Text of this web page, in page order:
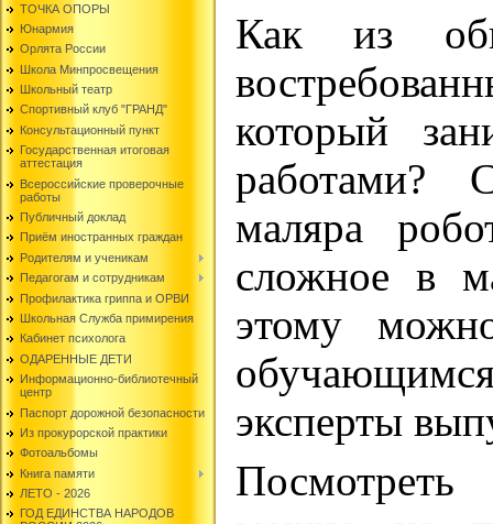
ТОЧКА ОПОРЫ
Юнармия
Орлята России
Школа Минпросвещения
Школьный театр
Спортивный клуб "ГРАНД"
Консультационный пункт
Государственная итоговая
аттестация
Всероссийские проверочные
работы
Публичный доклад
Приём иностранных граждан
Родителям и ученикам
Педагогам и сотрудникам
Профилактика гриппа и ОРВИ
Школьная Служба примирения
Кабинет психолога
ОДАРЕННЫЕ ДЕТИ
Информационно-библиотечный
центр
Паспорт дорожной безопасности
Из прокурорской практики
Фотоальбомы
Книга памяти
ЛЕТО - 2026
ГОД ЕДИНСТВА НАРОДОВ
Как из
который
работами?
маляра
сложное в
этому
эксперты